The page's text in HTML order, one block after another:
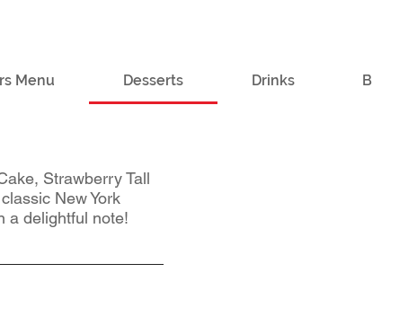
Menu Desserts Drinks
Strawberry Tall
New York
a delightful note!